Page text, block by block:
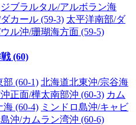
ジブラルタル/アルボラン海
カール (59-3) 太平洋南部/ダ
ル沖/珊瑚海方面 (59-5)
(60)
(60-1) 北海道北東沖/宗谷海
正面/樺太南部沖 (60-3) カム
(60-4) ミンドロ島沖/キャビ
沖/カムラン湾沖 (60-6)